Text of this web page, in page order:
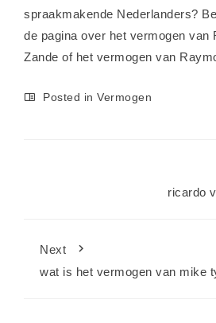
spraakmakende Nederlanders?
de pagina over het vermogen van
Zande of het vermogen van
Posted in Vermogen
ricardo
Next
wat is het vermogen van mike